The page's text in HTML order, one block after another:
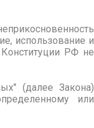
использование и
РФ не
(далее Закона)
или